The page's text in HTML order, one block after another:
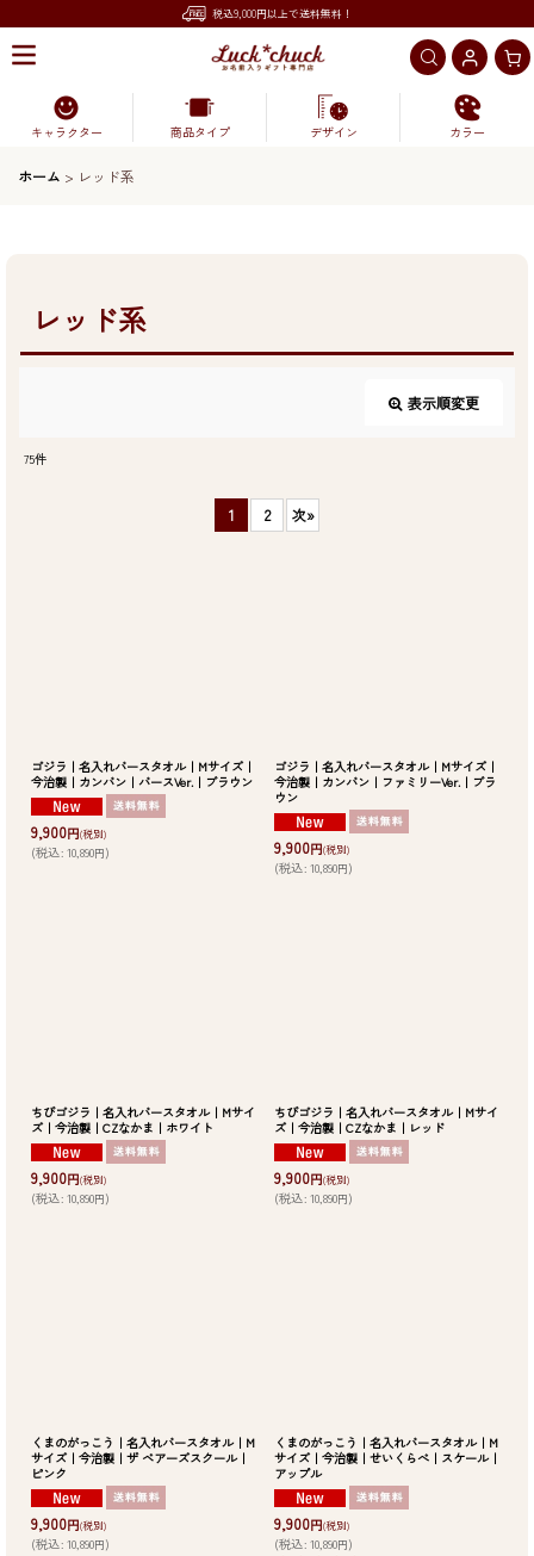
税込9,000円以上で送料無料！
キャラクター 商品タイプ デザイン カラー
ホーム > レッド系
レッド系
表示順変更
75件
1 2 次»
ゴジラ｜名入れバースタオル｜Mサイズ｜
今治製｜カンバン｜バースVer.｜ブラウン
9,900円(税別)
(税込: 10,890円)
ゴジラ｜名入れバースタオル｜Mサイズ｜
今治製｜カンバン｜ファミリーVer.｜ブラ
ウン
9,900円(税別)
(税込: 10,890円)
ちびゴジラ｜名入れバースタオル｜Mサイ
ズ｜今治製｜CZなかま｜ホワイト
9,900円(税別)
(税込: 10,890円)
ちびゴジラ｜名入れバースタオル｜Mサイ
ズ｜今治製｜CZなかま｜レッド
9,900円(税別)
(税込: 10,890円)
くまのがっこう｜名入れバースタオル｜M
サイズ｜今治製｜ザ ベアーズスクール｜
ピンク
9,900円(税別)
(税込: 10,890円)
くまのがっこう｜名入れバースタオル｜M
サイズ｜今治製｜せいくらべ｜スケール｜
アップル
9,900円(税別)
(税込: 10,890円)